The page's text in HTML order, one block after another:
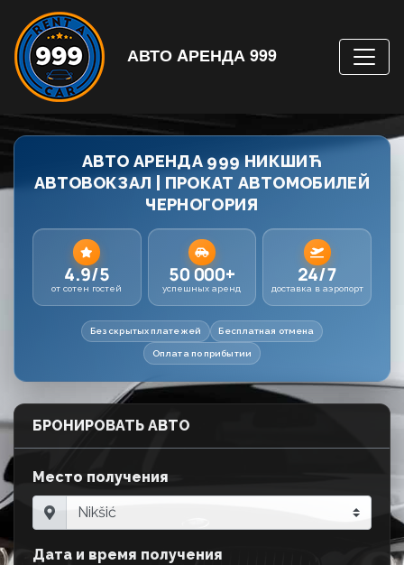
АВТО AРЕНДА 999
АВТО АРЕНДА 999 НИКШИЋ
АВТОВОКЗАЛ | ПРОКАТ АВТОМОБИЛЕЙ
ЧЕРНОГОРИЯ
4.9/5
от сотен гостей
50 000+
успешных аренд
24/7
доставка в аэропорт
Без скрытых платежей Бесплатная отмена
Оплата по прибытии
БРОНИРОВАТЬ АВТО
Место получения
Дата и время получения